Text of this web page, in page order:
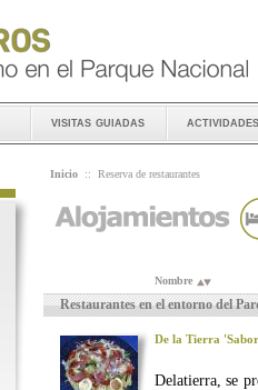
visitas guiadas actividades
Inicio :: Reserva de restaurantes
Nombre
Restaurantes en el entorno del
De la Tierra
Delatierra, se